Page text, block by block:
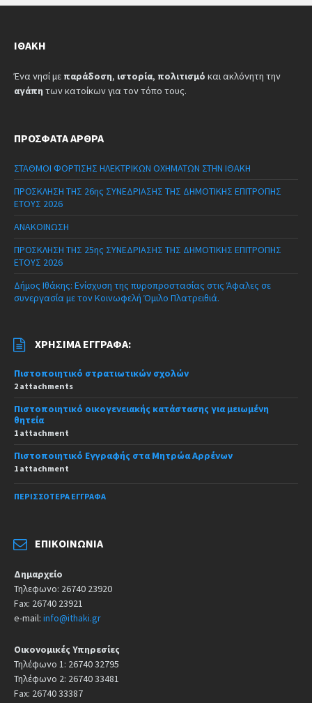
ΙΘΆΚΗ
Ένα νησί με παράδοση, ιστορία, πολιτισμό και ακλόνητη την
αγάπη των κατοίκων για τον τόπο τους.
ΠΡΌΣΦΑΤΑ ΆΡΘΡΑ
ΣΤΑΘΜΟΙ ΦΟΡΤΙΣΗΣ ΗΛΕΚΤΡΙΚΩΝ ΟΧΗΜΑΤΩΝ ΣΤΗΝ ΙΘΑΚΗ
ΠΡΟΣΚΛΗΣΗ ΤΗΣ 26ης ΣΥΝΕΔΡΙΑΣΗΣ ΤΗΣ ΔΗΜΟΤΙΚΗΣ ΕΠΙΤΡΟΠΗΣ
ΕΤΟΥΣ 2026
ΑΝΑΚΟΙΝΩΣΗ
ΠΡΟΣΚΛΗΣΗ ΤΗΣ 25ης ΣΥΝΕΔΡΙΑΣΗΣ ΤΗΣ ΔΗΜΟΤΙΚΗΣ ΕΠΙΤΡΟΠΗΣ
ΕΤΟΥΣ 2026
Δήμος Ιθάκης: Ενίσχυση της πυροπροστασίας στις Άφαλες σε
συνεργασία με τον Κοινωφελή Όμιλο Πλατρειθιά.
ΧΡΉΣΙΜΑ ΈΓΓΡΑΦΑ:
Πιστοποιητικό στρατιωτικών σχολών
2 attachments
Πιστοποιητικό οικογενειακής κατάστασης για μειωμένη
θητεία
1 attachment
Πιστοποιητικό Εγγραφής στα Μητρώα Αρρένων
1 attachment
ΠΕΡΙΣΣΌΤΕΡΑ ΈΓΓΡΑΦΑ
ΕΠΙΚΟΙΝΩΝΊΑ
Δημαρχείο
Τηλεφωνο: 26740 23920
Fax: 26740 23921
e-mail: info@ithaki.gr
Οικονομικές Υπηρεσίες
Τηλέφωνο 1: 26740 32795
Τηλέφωνο 2: 26740 33481
Fax: 26740 33387